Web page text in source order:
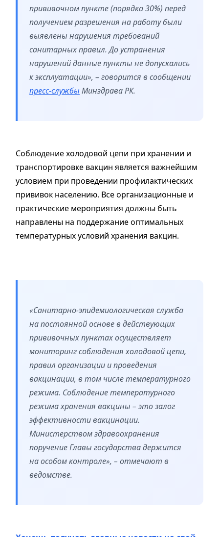
прививочном пункте (порядка 30%) перед
получением разрешения на работу были
выявлены нарушения требований
санитарных правил. До устранения
нарушений данные пункты не допускались
к эксплуатации», – говорится в сообщении
пресс-службы Минздрава РК.
Соблюдение холодовой цепи при хранении и
транспортировке вакцин является важнейшим
условием при проведении профилактических
прививок населению. Все организационные и
практические мероприятия должны быть
направлены на поддержание оптимальных
температурных условий хранения вакцин.
«Санитарно-эпидемиологическая служба
на постоянной основе в действующих
прививочных пунктах осуществляет
мониторинг соблюдения холодовой цепи,
правил организации и проведения
вакцинации, в том числе температурного
режима. Соблюдение температурного
режима хранения вакцины – это залог
эффективности вакцинации.
Министерством здравоохранения
поручение Главы государства держится
на особом контроле», – отмечают в
ведомстве.